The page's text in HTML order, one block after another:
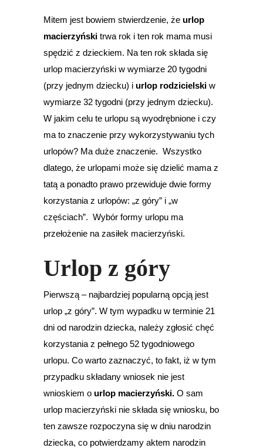
Mitem jest bowiem stwierdzenie, że urlop
macierzyński trwa rok i ten rok mama musi
spędzić z dzieckiem. Na ten rok składa się
urlop macierzyński w wymiarze 20 tygodni
(przy jednym dziecku) i urlop rodzicielski w
wymiarze 32 tygodni (przy jednym dziecku).
W jakim celu te urlopu są wyodrębnione i czy
ma to znaczenie przy wykorzystywaniu tych
urlopów? Ma duże znaczenie. Wszystko
dlatego, że urlopami może się dzielić mama z
tatą a ponadto prawo przewiduje dwie formy
korzystania z urlopów: „z góry” i „w
częściach”. Wybór formy urlopu ma
przełożenie na zasiłek macierzyński.
Urlop z góry
Pierwszą – najbardziej popularną opcją jest
urlop „z góry”. W tym wypadku w terminie 21
dni od narodzin dziecka, należy zgłosić chęć
korzystania z pełnego 52 tygodniowego
urlopu. Co warto zaznaczyć, to fakt, iż w tym
przypadku składany wniosek nie jest
wnioskiem o urlop macierzyński. O sam
urlop macierzyński nie składa się wniosku, bo
ten zawsze rozpoczyna się w dniu narodzin
dziecka, co potwierdzamy aktem narodzin